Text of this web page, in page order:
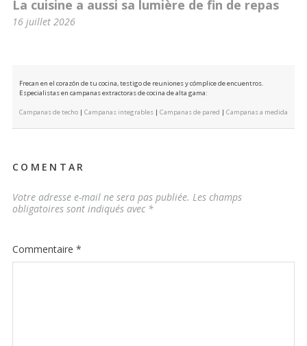
La cuisine a aussi sa lumière de fin de repas
16 juillet 2026
Frecan en el corazón de tu cocina, testigo de reuniones y cómplice de encuentros.
Especialistas en campanas extractoras de cocina de alta gama:
Campanas de techo | Campanas integrables | Campanas de pared | Campanas a medida
COMENTAR
Votre adresse e-mail ne sera pas publiée. Les champs
obligatoires sont indiqués avec *
Commentaire *